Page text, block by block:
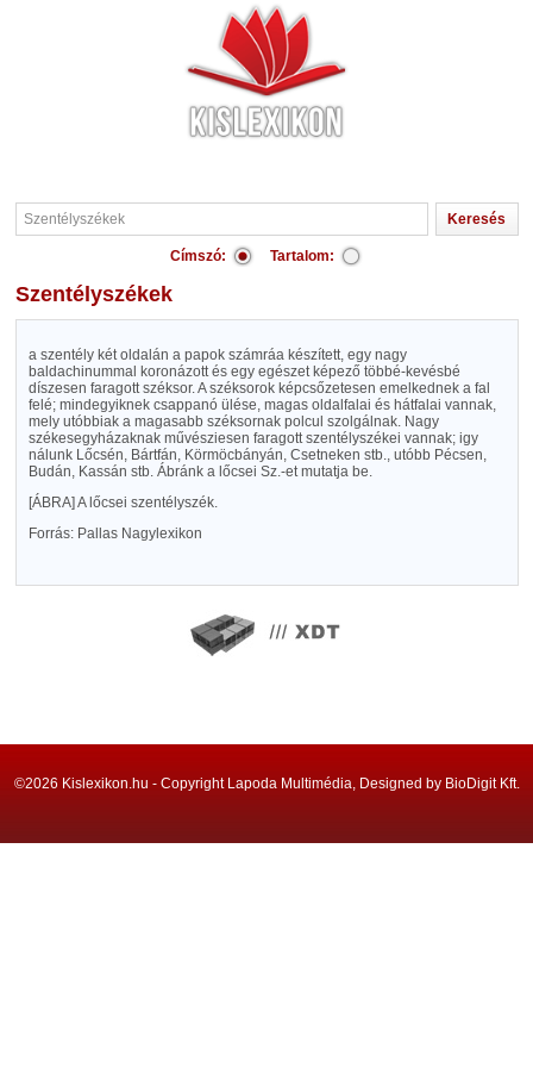
Címszó: Tartalom:
Szentélyszékek
a szentély két oldalán a papok számráa készített, egy nagy
baldachinummal koronázott és egy egészet képező többé-kevésbé
díszesen faragott széksor. A széksorok képcsőzetesen emelkednek a fal
felé; mindegyiknek csappanó ülése, magas oldalfalai és hátfalai vannak,
mely utóbbiak a magasabb széksornak polcul szolgálnak. Nagy
székesegyházaknak művésziesen faragott szentélyszékei vannak; igy
nálunk Lőcsén, Bártfán, Körmöcbányán, Csetneken stb., utóbb Pécsen,
Budán, Kassán stb. Ábránk a lőcsei Sz.-et mutatja be.
[ÁBRA] A lőcsei szentélyszék.
Forrás: Pallas Nagylexikon
©2026 Kislexikon.hu - Copyright Lapoda Multimédia, Designed by BioDigit Kft.